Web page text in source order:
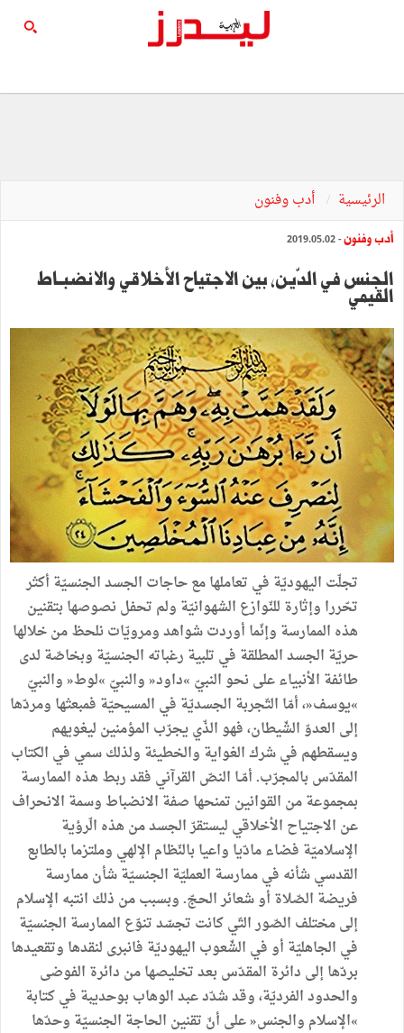
الرئيسية أدب وفنون
أدب وفنون- 2019.05.02
الجنس في الدّين, بين الاجتياح الأخلاقي والانضبــاط
القيمي
تجلّت اليهوديّة في تعاملها مع حاجات الجسد الجنسيّة أكثر
تحّررا وإثارة للنّوازع الشهوانيّة ولم تحفل نصوصها بتقنين
هذه الممارسة وإنّما أوردت شواهد ومرويّات نلحظ من خلالها
حريّة الجسد المطلقة في تلبية رغباته الجنسيّة وبخاصّة لدى
طائفة الأنبياء على نحو النبيّ »داود« والنبيّ »لوط« والنبيّ
»يوسف«، أمّا التّجربة الجسديّة في المسيحيّة فمبعثها ومردّها
إلى العدوّ الشّيطان، فهو الذّي يجرّب المؤمنين ليغويهم
ويسقطهم في شرك الغواية والخطيئة ولذلك سمي في الكتاب
المقدّس بالمجرّب. أمّـا النصّ القرآني فقد ربط هذه الممارسة
بمجموعة من القوانين تمنحها صفة الانضباط وسمة الانحراف
عن الاجتياح الأخلاقي ليستقرّ الجسد من هذه الّرؤية
الإسلاميّة فضاء مادّيا واعيا بالنّظام الإلهي وملتزما بالطابع
القدسي شأنه في ممارسة العمليّة الجنسيّة شأن ممارسة
فريضة الصّلاة أو شعائر الحجّ. وبسبب من ذلك انتبه الإسلام
إلى مختلف الصّور التّي كانت تجسّد تنوّع الممارسة الجنسيّة
في الجاهليّة أو في الشّعوب اليهوديّة فانبرى لنقدها وتقعيدها
بردّها إلى دائرة المقدّس بعد تخليصها من دائرة الفوضى
والحدود الفرديّة، وقد شدّد عبد الوهاب بوحديبة في كتابة
»الإسلام والجنس« على أنّ تقنين الحاجة الجنسيّة وحدّها